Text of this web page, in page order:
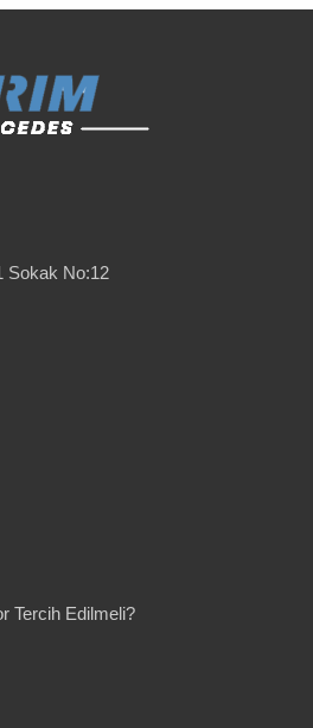
Sokak No:12
Tercih Edilmeli?